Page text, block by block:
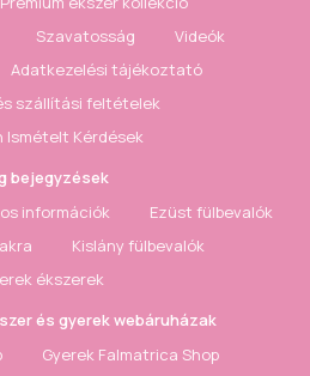
Szavatosság
Videók
Adatkezelési tájékoztató
szállítási feltételek
Ismételt Kérdések
bejegyzések
információk
Ezüst fülbevalók
Kislány fülbevalók
ékszerek
és gyerek webáruházak
Gyerek Falmatrica Shop